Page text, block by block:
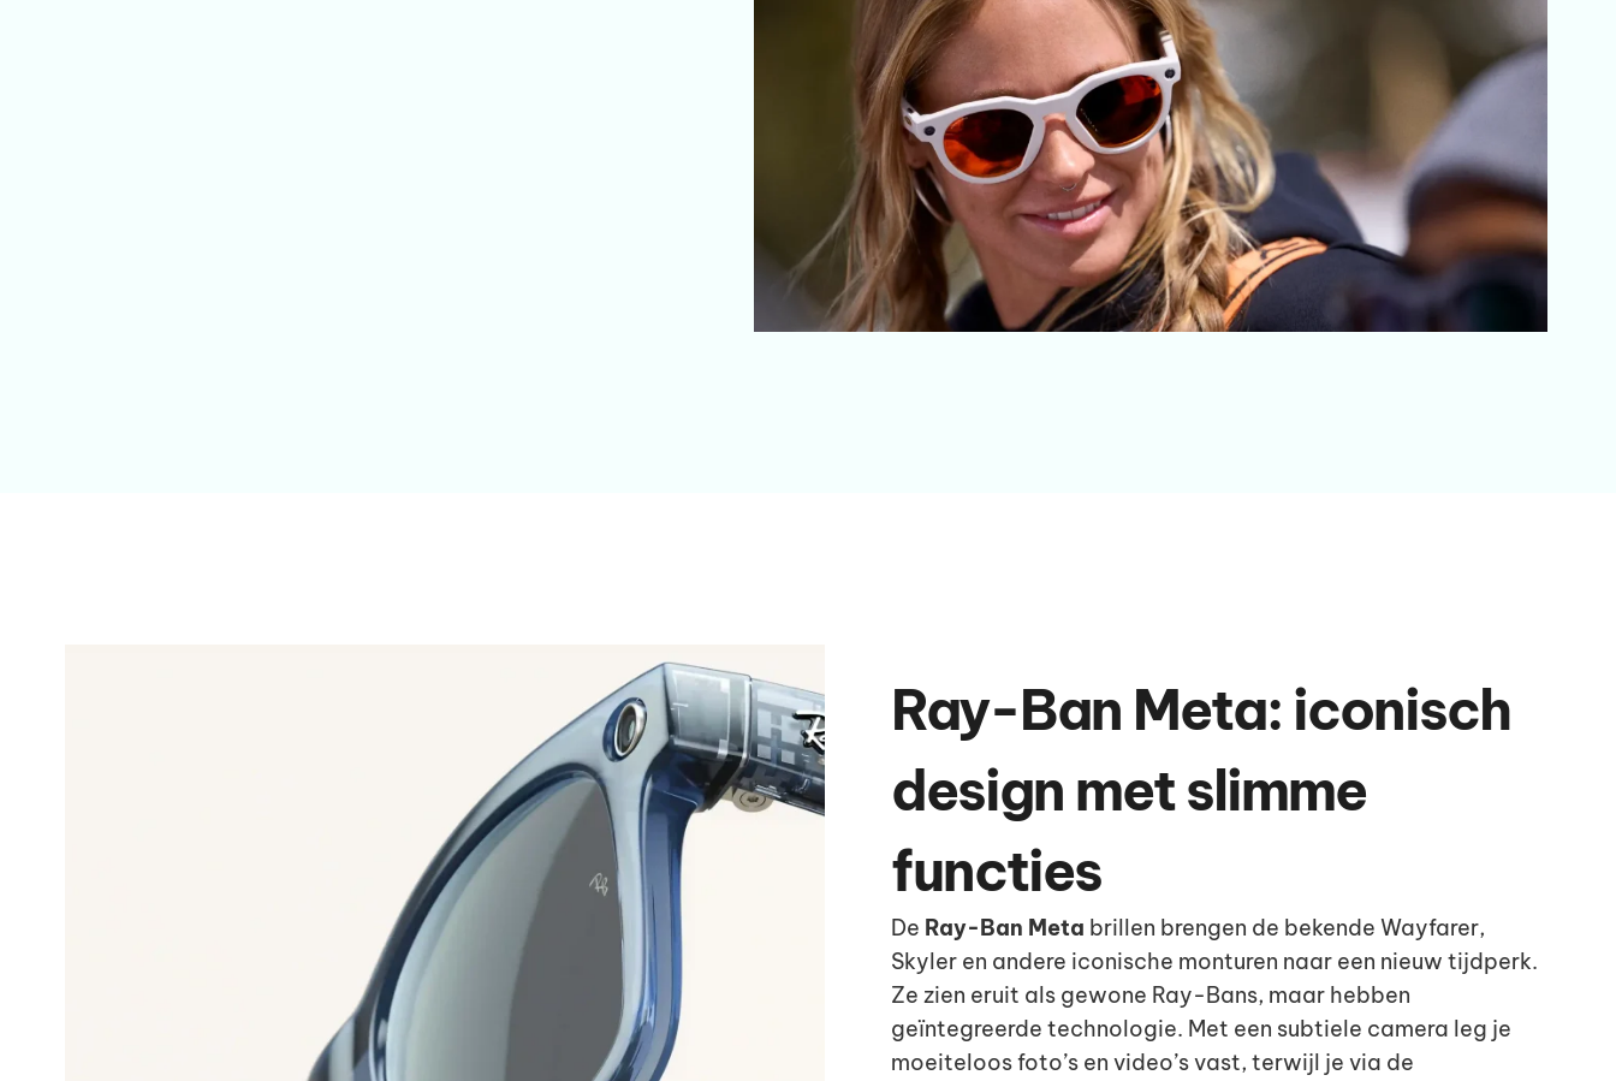
Ray-Ban Meta: iconisch
design met slimme
functies
De Ray-Ban Meta brillen brengen de bekende Wayfarer,
Skyler en andere iconische monturen naar een nieuw tijdperk.
Ze zien eruit als gewone Ray-Bans, maar hebben
geïntegreerde technologie. Met een subtiele camera leg je
moeiteloos foto’s en video’s vast, terwijl je via de